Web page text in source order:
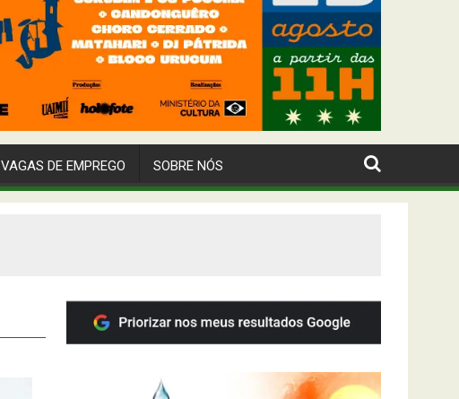
VAGAS DE EMPREGO SOBRE NÓS